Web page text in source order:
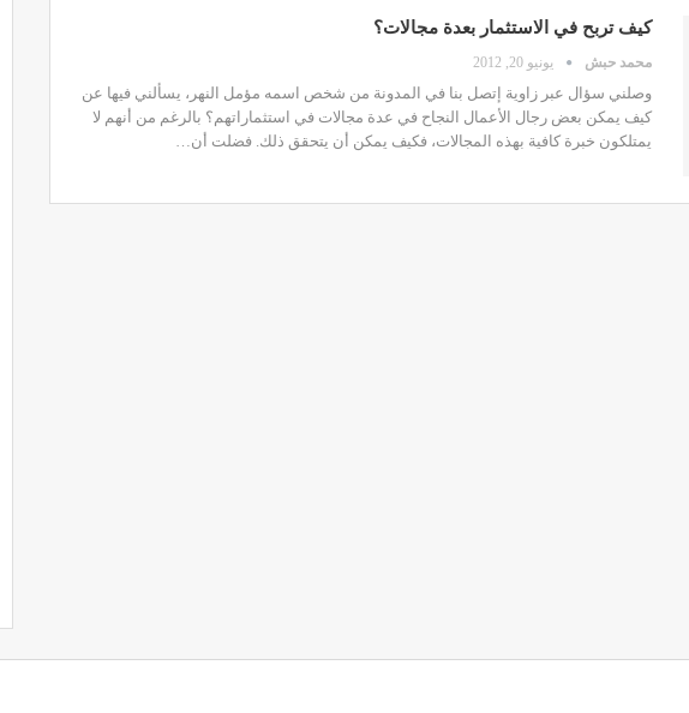
كيف تربح في الاستثمار بعدة مجالات؟
محمد حبش يونيو 20, 2012
وصلني سؤال عبر زاوية إتصل بنا في المدونة من شخص اسمه مؤمل النهر، يسألني فيها عن
كيف يمكن بعض رجال الأعمال النجاح في عدة مجالات في استثماراتهم؟ بالرغم من أنهم لا
يمتلكون خبرة كافية بهذه المجالات، فكيف يمكن أن يتحقق ذلك. فضلت أن…